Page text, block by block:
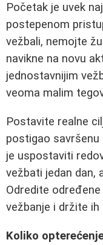
Početak je uvek
postepenom
vežbali, nemojte
navikne na novu
jednostavnijim
veoma malim
Postavite realne
postigao savršenu
je uspostaviti
vežbati jedan dan,
Odredite
vežbanje i držite ih
Koliko